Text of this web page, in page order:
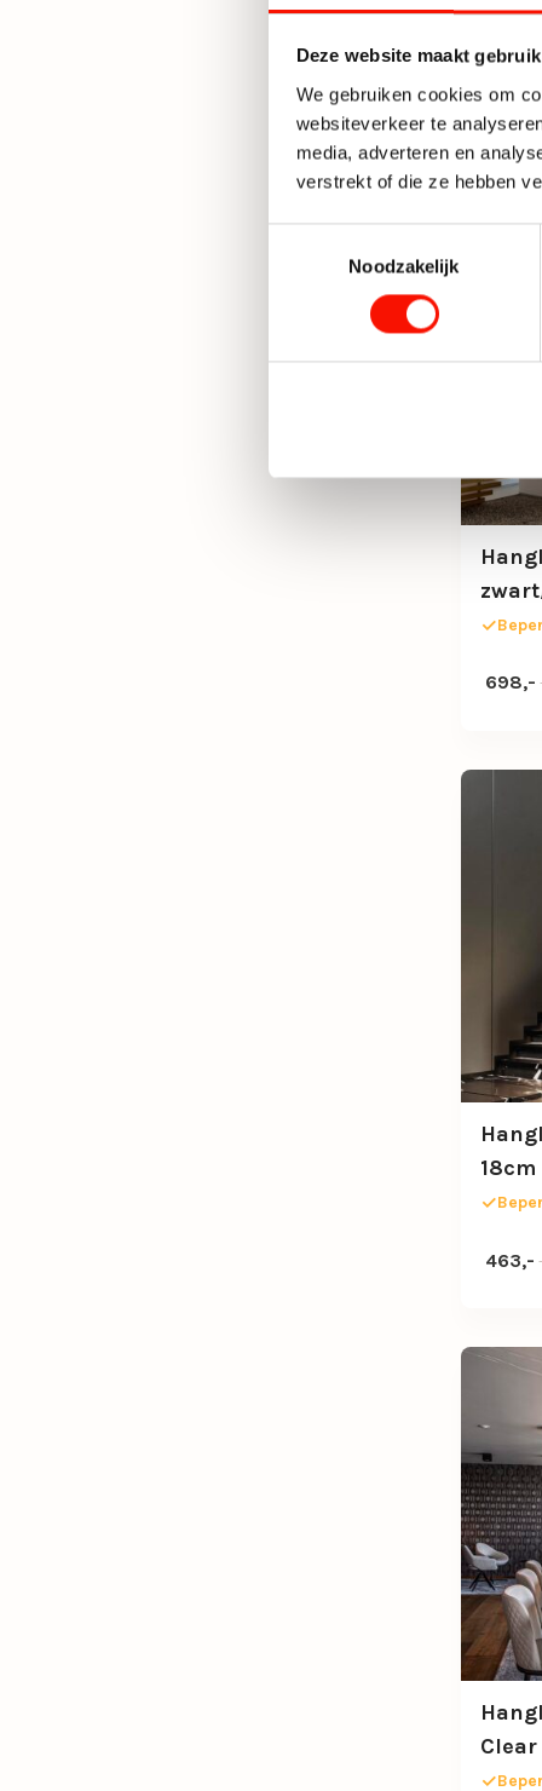
Deze website maakt
We gebruiken cookies om
websiteverkeer te
media, adverteren en
verstrekt of die ze hebben
Noodzakelijk
698,-
463,-
Clear